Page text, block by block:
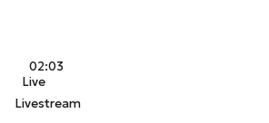
02:03
Live
Livestream